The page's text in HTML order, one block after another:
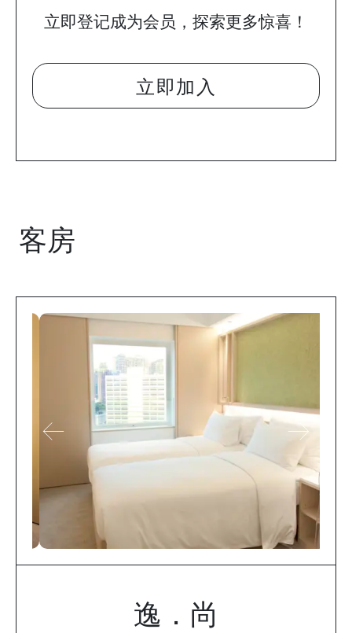
立即登记成为会员，探索更多惊喜！
立即加入
客房
逸．尚